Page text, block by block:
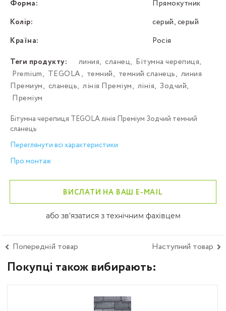
Форма:
Прямокутник
Колір:
серый, серый
Країна:
Росія
Теги продукту:
линия, сланец, Бітумна черепиця,
Premium, TEGOLA, темний, темний сланець, линия
Премиум, сланець, лінія Преміум, лінія, Зодчий,
Преміум
Бітумна черепиця TEGOLA лінія Преміум Зодчий темний
сланець
Переглянути всі характеристики
Про монтаж
ВИСЛАТИ НА ВАШ E-MAIL
або зв'язатися з технічним фахівцем
Попередній товар Наступний товар
Покупці також вибирають: